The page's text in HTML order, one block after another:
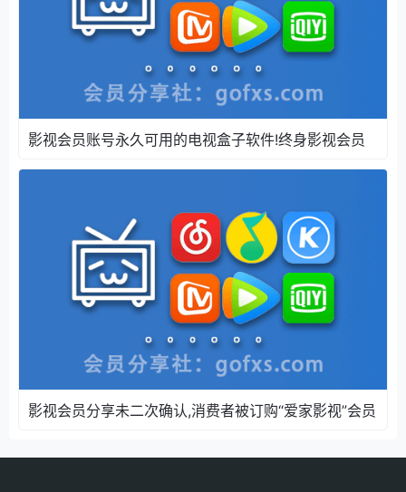
影视会员账号永久可用的电视盒子软件!终身影视会员
影视会员分享未二次确认,消费者被订购“爱家影视”会员